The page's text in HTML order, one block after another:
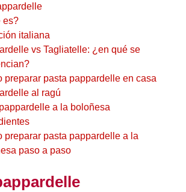
es?
italiana
vs Tagliatelle: ¿en qué se
preparar pasta pappardelle en casa
al ragú
a la boloñesa
preparar pasta pappardelle a la
paso a paso